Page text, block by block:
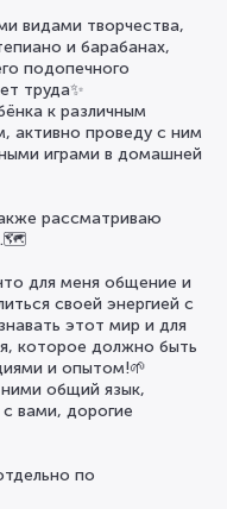
видами творчества,
и барабанах,
подопечного
труда✨️
к различным
активно проведу с ним
играми в домашней
рассматриваю
для меня общение и
своей энергией с
этот мир и для
которое должно быть
и опытом!🌱
общий язык,
вами, дорогие
по